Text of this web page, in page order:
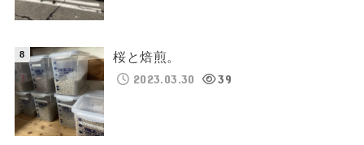
桜と焙煎。
2023.03.30
39